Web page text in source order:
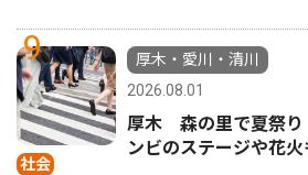
9
社会
厚木・愛川・清川
2026.08.01
厚木 森の里で夏祭
ンビのステージや花火